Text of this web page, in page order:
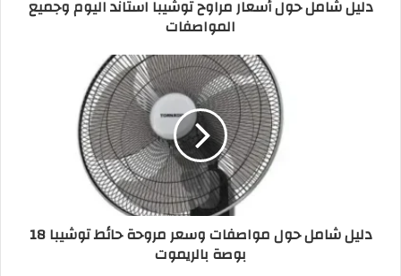
دليل شامل حول أسعار مراوح توشيبا استاند اليوم وجميع
المواصفات
دليل شامل حول مواصفات وسعر مروحة حائط توشيبا 18
بوصة بالريموت